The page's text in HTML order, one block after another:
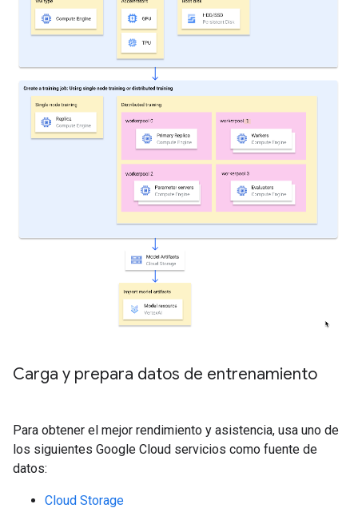
Carga y prepara datos de entrenamiento
Para obtener el mejor rendimiento y asistencia, usa uno de
los siguientes Google Cloud servicios como fuente de
datos:
Cloud Storage